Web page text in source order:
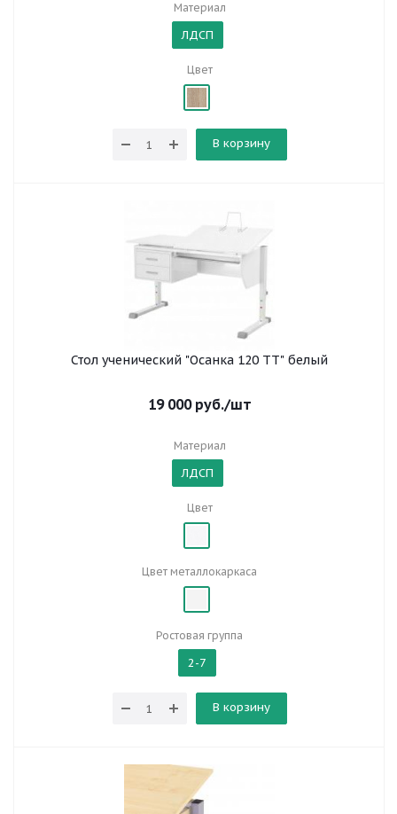
Материал
ЛДСП
Цвет
В корзину
Стол ученический "Осанка 120 ТТ" белый
19 000руб./шт
Материал
ЛДСП
Цвет
Цвет металлокаркаса
Ростовая группа
2-7
В корзину